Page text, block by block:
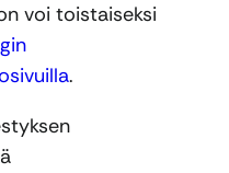
voi toistaiseksi
.